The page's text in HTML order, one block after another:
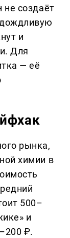
не создаёт
и
Для
— её
рынка,
химии в
500–
и
₽.